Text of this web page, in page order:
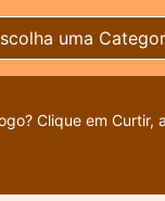
uma
Clique em Curtir,